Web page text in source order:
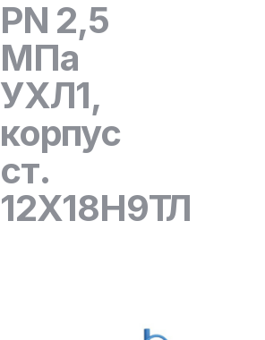
PN 2,5
МПа
УХЛ1,
корпус
ст.
12Х18Н9ТЛ